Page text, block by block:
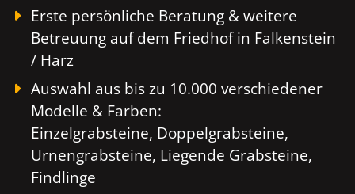
Erste persönliche Beratung & weitere
Betreuung auf dem Friedhof in Falkenstein
/ Harz
Auswahl aus bis zu 10.000 verschiedener
Modelle & Farben:
Einzelgrabsteine, Doppelgrabsteine,
Urnengrabsteine, Liegende Grabsteine,
Findlinge